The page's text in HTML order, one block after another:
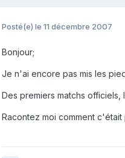
Posté(e) le 11 décembre 2007
Bonjour;
Je n'ai encore pas mis les
Des premiers matchs
Racontez moi comment c'était